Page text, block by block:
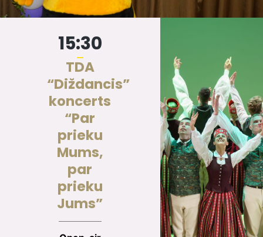
15:30
TDA
“Diždancis”
koncerts
“Par
prieku
Mums,
par
prieku
Jums”